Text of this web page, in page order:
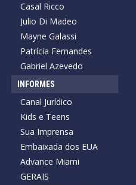
Casal Ricco
Julio Di Madeo
Mayne Galassi
Patrícia Fernandes
Gabriel Azevedo
INFORMES
Canal Jurídico
Kids e Teens
Sua Imprensa
Embaixada dos EUA
Advance Miami
GERAIS